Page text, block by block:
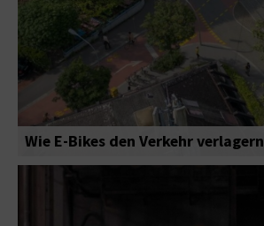
Wie E-Bikes den Verkehr verlagern